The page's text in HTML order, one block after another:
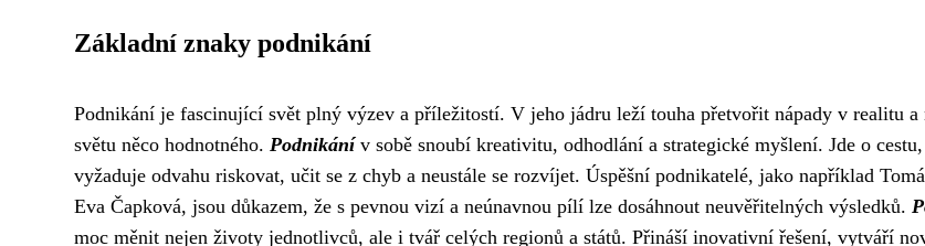
Základní znaky podnikání
Podnikání je fascinující svět plný výzev a příležitostí. V jeho jádru leží touha přetvořit nápady v realitu a
světu něco hodnotného. Podnikánív sobě snoubí kreativitu, odhodlání a strategické myšlení. Jde o
vyžaduje odvahu riskovat, učit se z chyb a neustále se rozvíjet. Úspěšní podnikatelé, jako například
Eva Čapková, jsou důkazem, že s pevnou vizí a neúnavnou pílí lze dosáhnout neuvěřitelných výsledků.
moc měnit nejen životy jednotlivců, ale i tvář celých regionů a států. Přináší inovativní řešení, vytváří